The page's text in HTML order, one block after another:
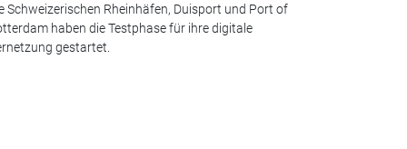
Schweizerischen Rheinhäfen, Duisport und Port of
haben die Testphase für ihre digitale
gestartet.